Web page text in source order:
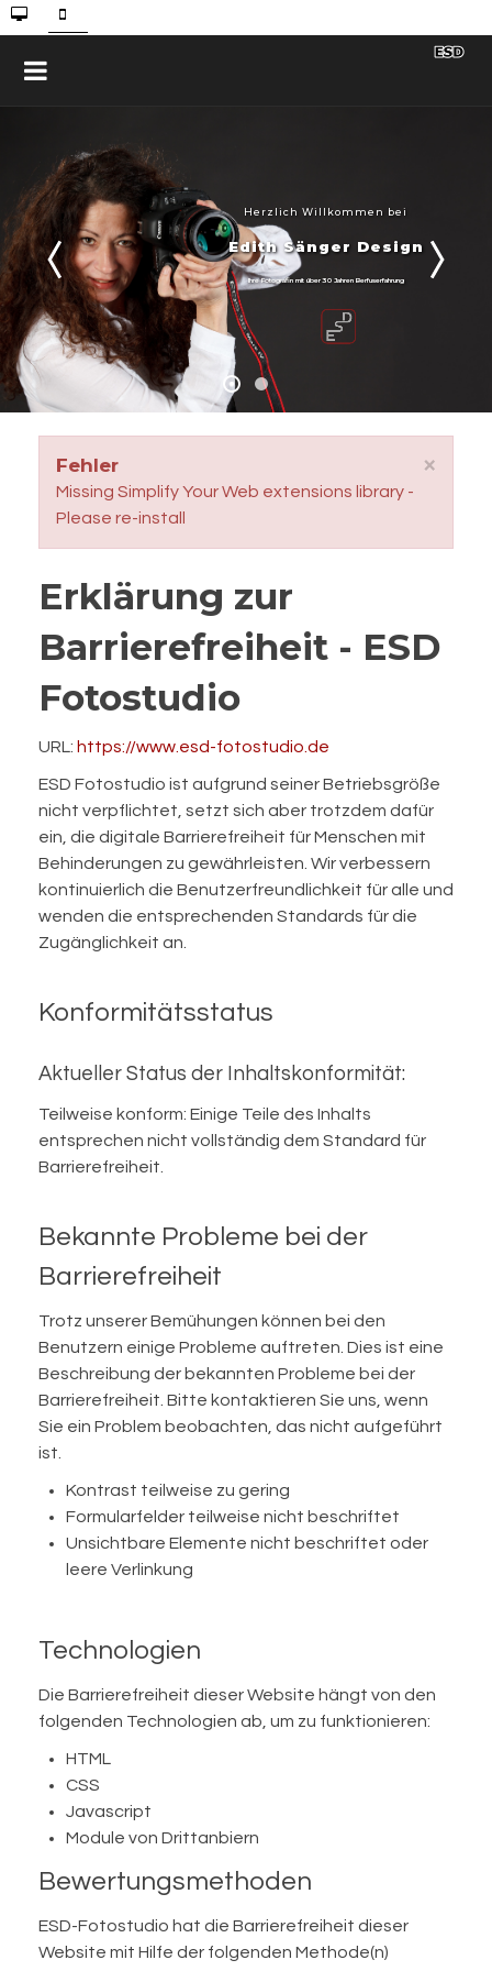
Herzlich Willkommen bei
Edith Sänger Design
Ihre Fotografin mit über 30 Jahren Berfuserfahrung
×
Fehler
Missing Simplify Your Web extensions library -
Please re-install
Erklärung zur
Barrierefreiheit - ESD
Fotostudio
URL: https://www.esd-fotostudio.de
ESD Fotostudio ist aufgrund seiner Betriebsgröße
nicht verpflichtet, setzt sich aber trotzdem dafür
ein, die digitale Barrierefreiheit für Menschen mit
Behinderungen zu gewährleisten. Wir verbessern
kontinuierlich die Benutzerfreundlichkeit für alle und
wenden die entsprechenden Standards für die
Zugänglichkeit an.
Konformitätsstatus
Aktueller Status der Inhaltskonformität:
Teilweise konform: Einige Teile des Inhalts
entsprechen nicht vollständig dem Standard für
Barrierefreiheit.
Bekannte Probleme bei der
Barrierefreiheit
Trotz unserer Bemühungen können bei den
Benutzern einige Probleme auftreten. Dies ist eine
Beschreibung der bekannten Probleme bei der
Barrierefreiheit. Bitte kontaktieren Sie uns, wenn
Sie ein Problem beobachten, das nicht aufgeführt
ist.
Kontrast teilweise zu gering
Formularfelder teilweise nicht beschriftet
Unsichtbare Elemente nicht beschriftet oder
leere Verlinkung
Technologien
Die Barrierefreiheit dieser Website hängt von den
folgenden Technologien ab, um zu funktionieren:
HTML
CSS
Javascript
Module von Drittanbiern
Bewertungsmethoden
ESD-Fotostudio hat die Barrierefreiheit dieser
Website mit Hilfe der folgenden Methode(n)